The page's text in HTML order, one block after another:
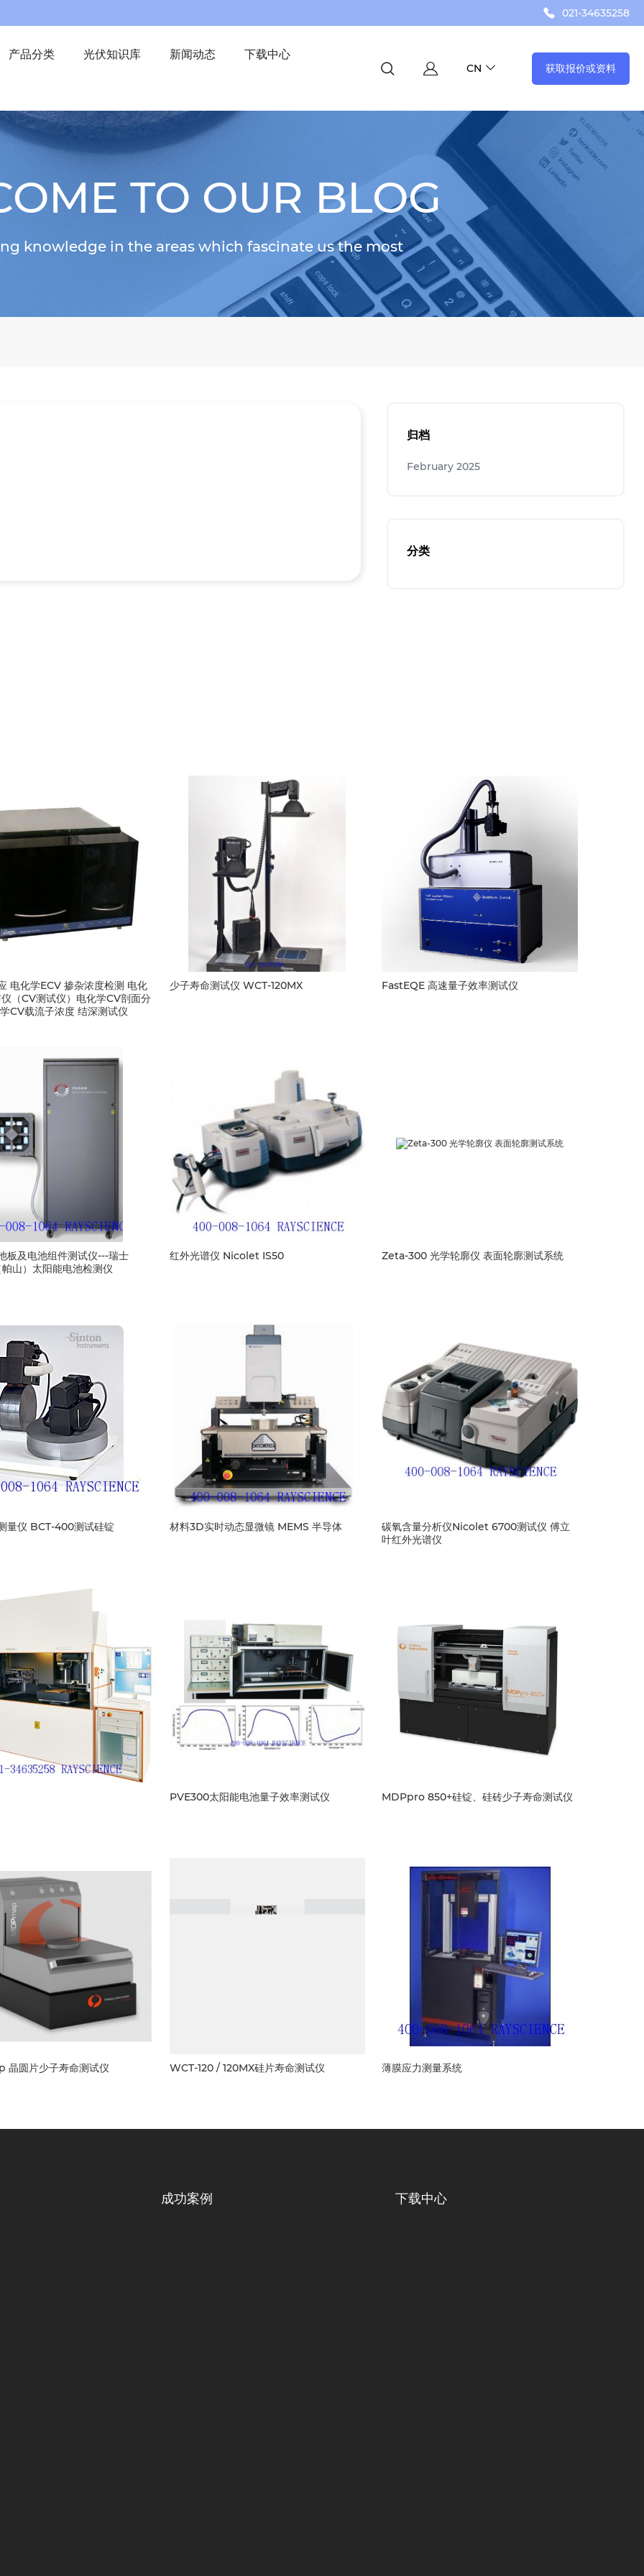
021-34635258
产品分类 光伏知识库 新闻动态 下载中心
CN 获取报价或资料
TO OUR BLOG
knowledge in the areas which fascinate us the most
归档
February 2025
分类
电化学ECV 掺杂浓度检测 电化
（CV测试仪）电化学CV剖面分
CV载流子浓度 结深测试仪
少子寿命测试仪 WCT-120MX FastEQE 高速量子效率测试仪
板及电池组件测试仪---瑞士
山）太阳能电池检测仪
红外光谱仪 Nicolet IS50 Zeta-300 光学轮廓仪 表面轮廓测试系统
量仪 BCT-400测试硅锭 材料3D实时动态显微镜 MEMS 半导体
碳氧含量分析仪Nicolet 6700测试仪 傅立
叶红外光谱仪
PVE300太阳能电池量子效率测试仪 MDPpro 850+硅锭、硅砖少子寿命测试仪
晶圆片少子寿命测试仪 WCT-120 / 120MX硅片寿命测试仪 薄膜应力测量系统
成功案例 下载中心